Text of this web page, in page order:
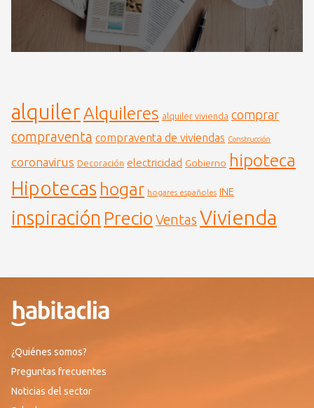
alquilerAlquileres alquiler vivienda comprar
compraventa compraventa de viviendas Construcción
coronavirus Decoración electricidad Gobierno hipoteca
Hipotecas hogar hogares españoles INE
inspiración Precio Ventas Vivienda
¿Quiénes somos?
Preguntas frecuentes
Noticias del sector